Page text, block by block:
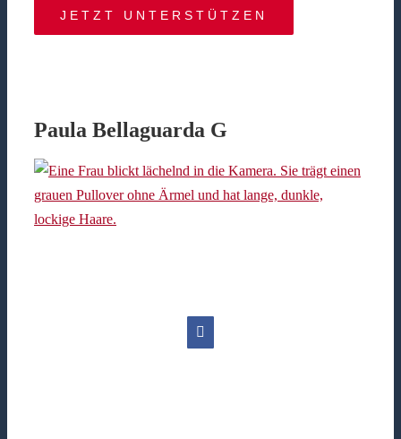
JETZT UNTERSTÜTZEN
Paula Bellaguarda G
Facebook